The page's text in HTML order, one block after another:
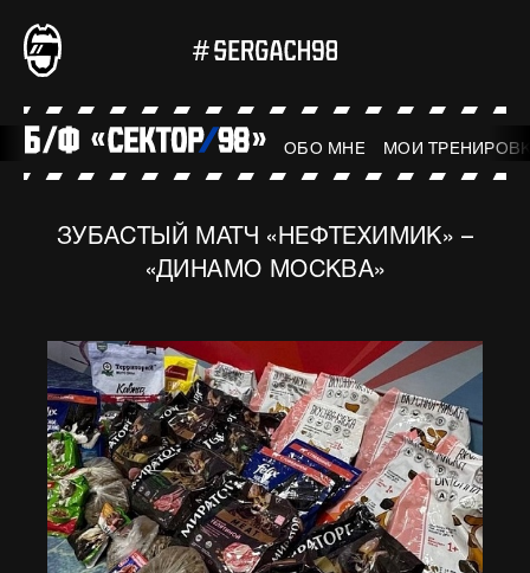
ОБО МНЕ МОИ
ЗУБАСТЫЙ МАТЧ «НЕФТЕХИМИК» –
«ДИНАМО МОСКВА»